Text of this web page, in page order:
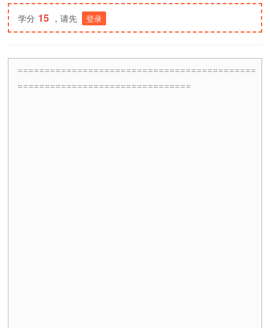
学分 15 ，请先 登录
============================================
================================